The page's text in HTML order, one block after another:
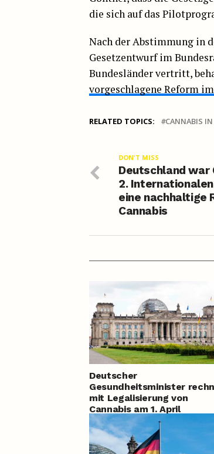
die sich auf das
Nach der Abstimmung in
Gesetzentwurf im
Bundesländer vertritt,
vorgeschlagene Reform
RELATED TOPICS: CANNABIS
DON'T MISS
Deutschland war
2.
eine nachhaltige
Cannabis
Deutscher
Gesundheitsminister
mit Legalisierung von
Cannabis am 1. April